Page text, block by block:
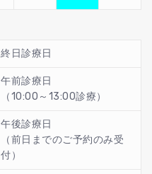
終日診療日
午前診療日
（10:00～13:00診療）
午後診療日
（前日までのご予約のみ受
付）